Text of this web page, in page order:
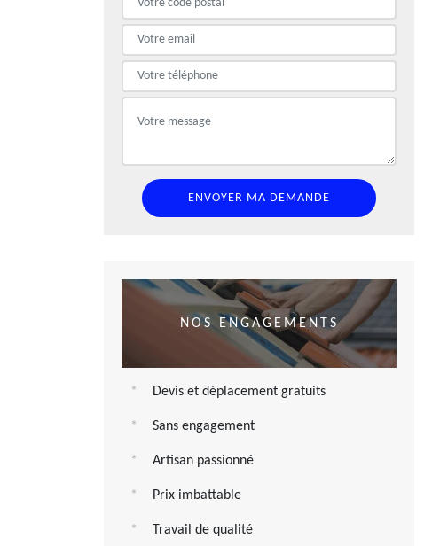
NOS ENGAGEMENTS
Devis et déplacement gratuits
Sans engagement
Artisan passionné
Prix imbattable
Travail de qualité